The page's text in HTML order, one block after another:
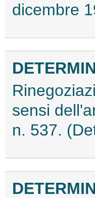
dicembre
sensi
n. 537.